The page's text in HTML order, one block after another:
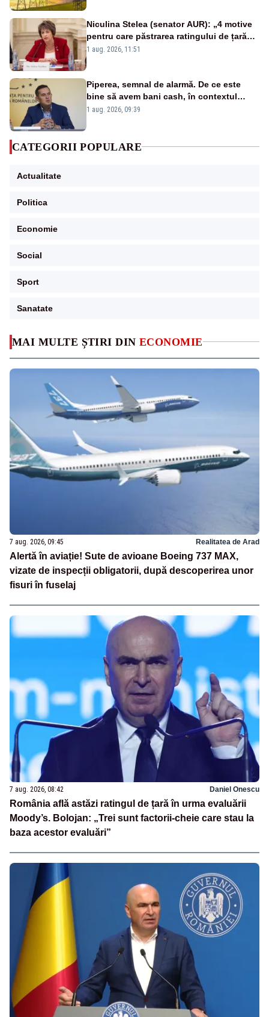
MAI MULTE ȘTIRI DIN ECONOMIE
7 aug. 2026, 09:45 Realitatea de Arad
Alertă în aviație! Sute de avioane Boeing 737 MAX,
vizate de inspecții obligatorii, după descoperirea unor
fisuri în fuselaj
7 aug. 2026, 08:42 Daniel Onescu
România află astăzi ratingul de țară în urma evaluării
Moody’s. Bolojan: „Trei sunt factorii-cheie care stau la
baza acestor evaluări”
Niculina Stelea (senator AUR): „4 motive
pentru care păstrarea ratingului de țară
nu este o reușită pentru Guvernul
1 aug. 2026, 11:51
Piperea, semnal de alarmă. De ce este
bine să avem bani cash, în contextul
alertei energetice?
1 aug. 2026, 09:39
CATEGORII POPULARE
Actualitate
Politica
Economie
Social
Sport
Sanatate